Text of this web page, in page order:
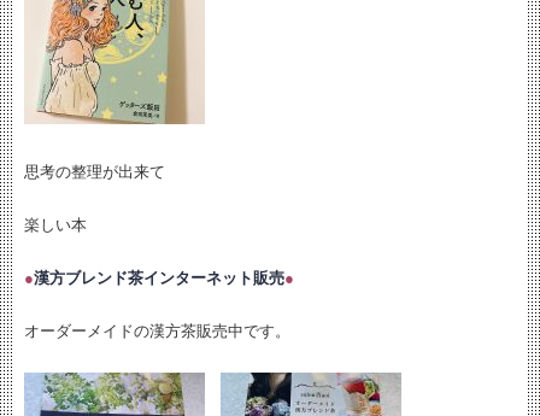
思考の整理が出来て
楽しい本
●漢方ブレンド茶インターネット販売●
オーダーメイドの漢方茶販売中です。